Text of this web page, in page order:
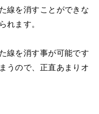
線を消すことができな
れます。
線を消す事が可能です
うので、正直あまりオ